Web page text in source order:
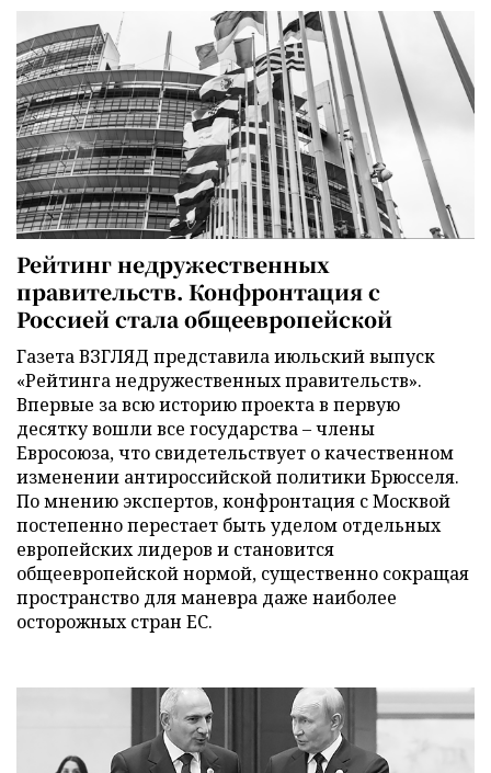
Рейтинг недружественных
правительств. Конфронтация с
Россией стала общеевропейской
Газета ВЗГЛЯД представила июльский выпуск
«Рейтинга недружественных правительств».
Впервые за всю историю проекта в первую
десятку вошли все государства – члены
Евросоюза, что свидетельствует о качественном
изменении антироссийской политики Брюсселя.
По мнению экспертов, конфронтация с Москвой
постепенно перестает быть уделом отдельных
европейских лидеров и становится
общеевропейской нормой, существенно сокращая
пространство для маневра даже наиболее
осторожных стран ЕС.